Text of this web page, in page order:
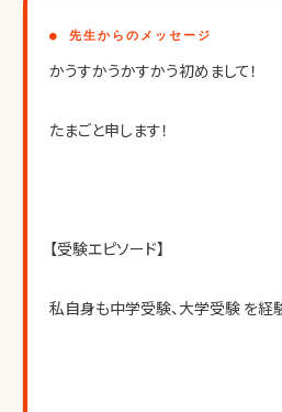
● 先生からのメッセージ
かうすかうかすかう初めまして！
たまごと申します！
【受験エピソード】
私自身も中学受験、大学受験 を経験